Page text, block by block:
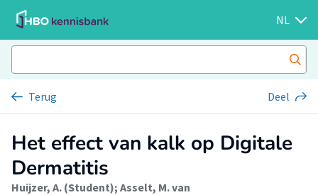
NL
Terug Deel
Het effect van kalk op Digitale
Dermatitis
Huijzer, A. (Student); Asselt, M. van